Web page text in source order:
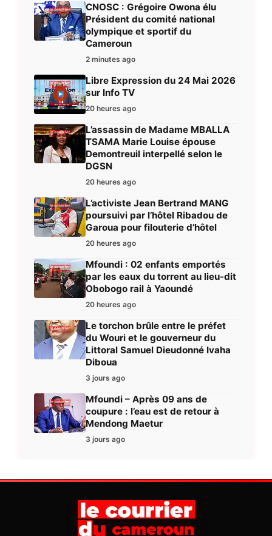
CNOSC : Grégoire Owona élu
Président du comité national
olympique et sportif du
Cameroun
2 minutes ago
Libre Expression du 24 Mai 2026
sur Info TV
20 heures ago
L’assassin de Madame MBALLA
TSAMA Marie Louise épouse
Demontreuil interpellé selon le
DGSN
20 heures ago
L’activiste Jean Bertrand MANG
poursuivi par l’hôtel Ribadou de
Garoua pour filouterie d’hôtel
20 heures ago
Mfoundi : 02 enfants emportés
par les eaux du torrent au lieu-dit
Obobogo rail à Yaoundé
20 heures ago
Le torchon brûle entre le préfet
du Wouri et le gouverneur du
Littoral Samuel Dieudonné Ivaha
Diboua
3 jours ago
Mfoundi – Après 09 ans de
coupure : l’eau est de retour à
Mendong Maetur
3 jours ago